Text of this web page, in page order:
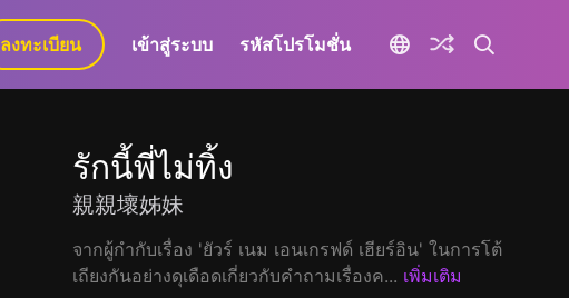
GaLa+
ลงทะเบียน เข้าสู่ระบบ รหัสโปรโมชั่น
รักนี้พี่ไม่ทิ้ง
親親壞姊妹
จากผู้กำกับเรื่อง 'ยัวร์ เนม เอนเกรฟด์ เฮียร์อิน' ในการโต้
เถียงกันอย่างดุเดือดเกี่ยวกับคำถามเรื่องค... เพิ่มเติม